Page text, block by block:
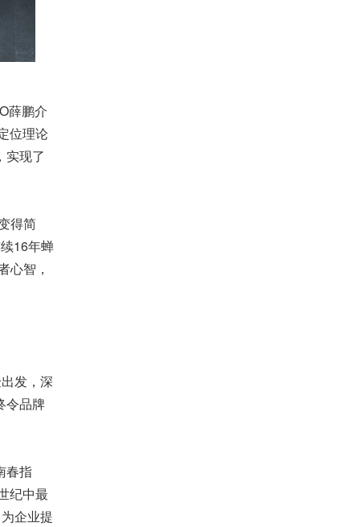
薛鹏介
位理论
实现了
得简
16年蝉
心智，
发，深
令品牌
春指
纪中最
企业提